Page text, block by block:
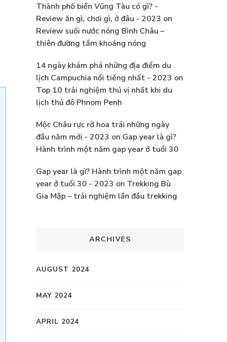
Thành phố biển Vũng Tàu có gì? -
Review ăn gì, chơi gì, ở đâu - 2023 on
Review suối nước nóng Bình Châu –
thiên đường tắm khoáng nóng
14 ngày khám phá những địa điểm du
lịch Campuchia nổi tiếng nhất - 2023 on
Top 10 trải nghiệm thú vị nhất khi du
lịch thủ đô Phnom Penh
Mộc Châu rực rỡ hoa trái những ngày
đầu năm mới - 2023 on Gap year là gì?
Hành trình một năm gap year ở tuổi 30
Gap year là gì? Hành trình một năm gap
year ở tuổi 30 - 2023 on Trekking Bù
Gia Mập – trải nghiệm lần đầu trekking
ARCHIVES
AUGUST 2024
MAY 2024
APRIL 2024